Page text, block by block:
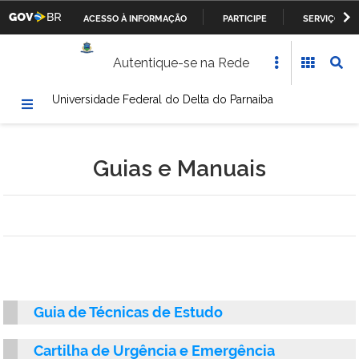
PARA
CONTEÚDO
ACESSO À INFORMAÇÃO PARTICIPE
SERVIÇOS
Ministério da Defesa
Ministério da Educação
Ministério da Cultura
Autentique-se na Rede
Universidade Federal do Delta do Parnaíba
Guias e Manuais
Guia de Técnicas de Estudo
Cartilha de Urgência e Emergência